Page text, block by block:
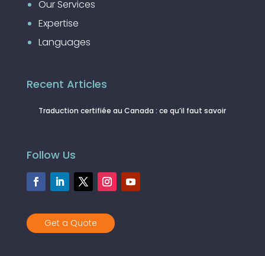
Our Services
Expertise
Languages
Recent Articles
Traduction certifiée au Canada : ce qu’il faut savoir
Follow Us
Get a Quote